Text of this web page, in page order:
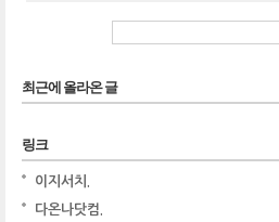
최근에 올라온 글
링크
이지서치.
다온나닷컴.